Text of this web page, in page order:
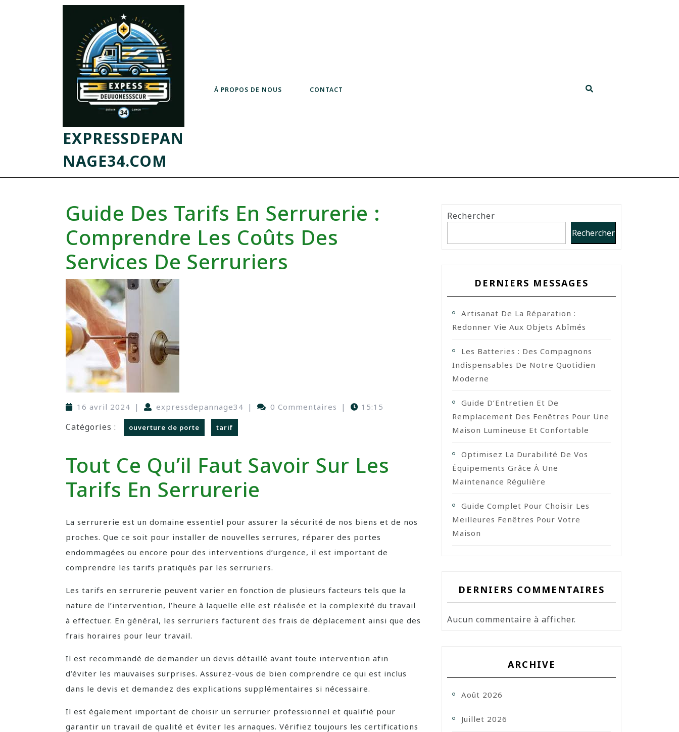
EXPRESSDEPAN
NAGE34.COM
À PROPOS DE NOUS CONTACT
Guide Des Tarifs En Serrurerie :
Comprendre Les Coûts Des
Services De Serruriers
16 avril 2024 | expressdepannage34 | 0 Commentaires | 15:15
Catégories : ouverture de porte tarif
Tout Ce Qu’il Faut Savoir Sur Les
Tarifs En Serrurerie
La serrurerie est un domaine essentiel pour assurer la sécurité de nos biens et de nos
proches. Que ce soit pour installer de nouvelles serrures, réparer des portes
endommagées ou encore pour des interventions d’urgence, il est important de
comprendre les tarifs pratiqués par les serruriers.
Les tarifs en serrurerie peuvent varier en fonction de plusieurs facteurs tels que la
nature de l’intervention, l’heure à laquelle elle est réalisée et la complexité du travail
à effectuer. En général, les serruriers facturent des frais de déplacement ainsi que des
frais horaires pour leur travail.
Il est recommandé de demander un devis détaillé avant toute intervention afin
d’éviter les mauvaises surprises. Assurez-vous de bien comprendre ce qui est inclus
dans le devis et demandez des explications supplémentaires si nécessaire.
Il est également important de choisir un serrurier professionnel et qualifié pour
garantir un travail de qualité et éviter les arnaques. Vérifiez toujours les certifications
Rechercher
Rechercher
DERNIERS MESSAGES
Artisanat De La Réparation :
Redonner Vie Aux Objets Abîmés
Les Batteries : Des Compagnons
Indispensables De Notre Quotidien
Moderne
Guide D’Entretien Et De
Remplacement Des Fenêtres Pour Une
Maison Lumineuse Et Confortable
Optimisez La Durabilité De Vos
Équipements Grâce À Une
Maintenance Régulière
Guide Complet Pour Choisir Les
Meilleures Fenêtres Pour Votre
Maison
DERNIERS COMMENTAIRES
Aucun commentaire à afficher.
ARCHIVE
Août 2026
Juillet 2026